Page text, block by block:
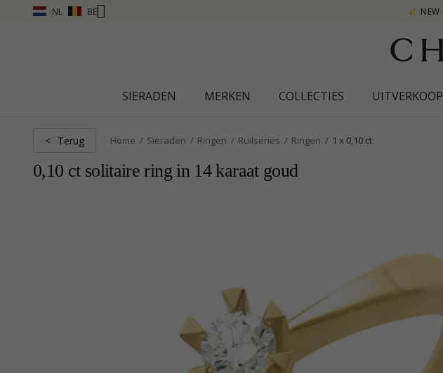
NL BE
NEW COLLECTION | AURA
SIERADEN MERKEN COLLECTIES UITVERKOOP
< Terug Home Sieraden Ringen Ruilseries Ringen 1 x 0,10 ct
0,10 ct solitaire ring in 14 karaat goud